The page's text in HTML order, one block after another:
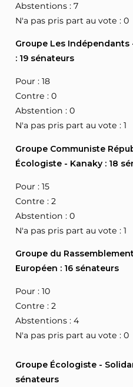
Abstentions : 7
N'a pas pris part au vote : 0
Groupe Les
: 19 sénateurs
Pour : 18
Contre : 0
Abstention : 0
N'a pas pris part au vote : 1
Groupe Communiste
Écologiste - Kanaky : 18
Pour : 15
Contre : 2
Abstention : 0
N'a pas pris part au vote : 1
Groupe du
Européen : 16 sénateurs
Pour : 10
Contre : 2
Abstentions : 4
N'a pas pris part au vote : 0
Groupe Écologiste -
sénateurs